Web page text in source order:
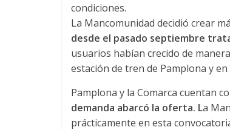
condiciones.
La Mancomunidad decidió crear
desde el pasado septiembre
usuarios habían crecido de
estación de tren de Pamplona y
Pamplona y la Comarca cuentan
demanda abarcó la oferta. La
prácticamente en esta